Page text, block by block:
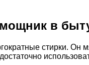
в
стирки.